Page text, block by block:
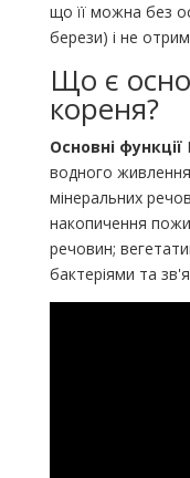
що її можна без
берези) і не
Що є
кореня?
Основні функції
водного
мінеральних
накопичення
речовин;
бактеріями та